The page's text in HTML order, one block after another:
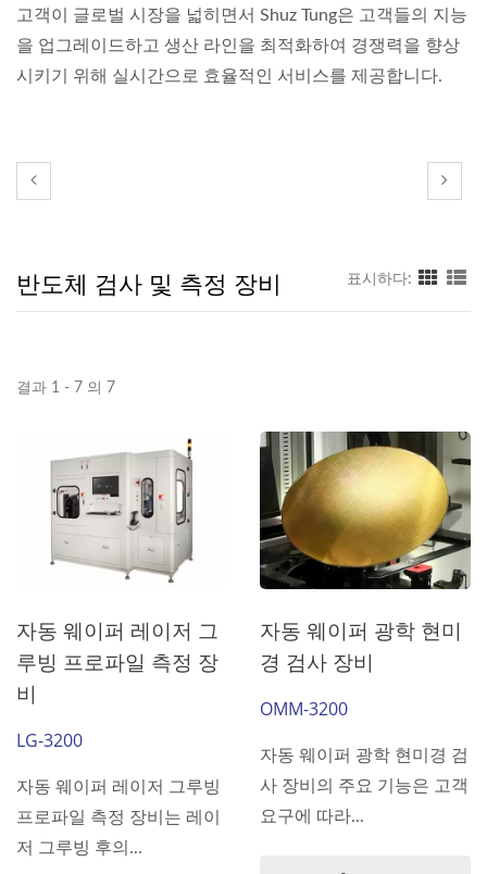
고객이 글로벌 시장을 넓히면서 Shuz Tung은 고객들의 지능
을 업그레이드하고 생산 라인을 최적화하여 경쟁력을 향상
시키기 위해 실시간으로 효율적인 서비스를 제공합니다.
반도체 검사 및 측정 장비 표시하다:
결과 1 - 7 의 7
자동 웨이퍼 레이저 그
루빙 프로파일 측정 장
비
LG-3200
자동 웨이퍼 레이저 그루빙
프로파일 측정 장비는 레이
저 그루빙 후의...
자동 웨이퍼 광학 현미
경 검사 장비
OMM-3200
자동 웨이퍼 광학 현미경 검
사 장비의 주요 기능은 고객
요구에 따라...